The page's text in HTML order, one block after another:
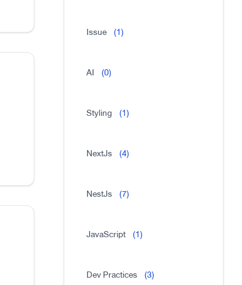
Issue (1)
AI (0)
Styling (1)
NextJs (4)
NestJs (7)
JavaScript (1)
Dev Practices (3)